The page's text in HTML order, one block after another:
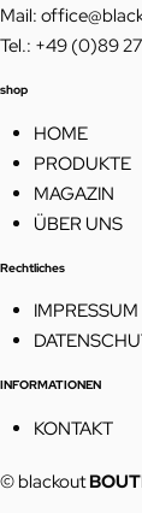
Mail:
Tel.: +49 (0)89
shop
HOME
PRODUKTE
MAGAZIN
ÜBER UNS
Rechtliches
IMPRESSUM
INFORMATIONEN
KONTAKT
© blackout